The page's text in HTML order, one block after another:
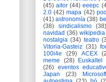
(45) aitor (44) eeepc
2.0 (42) mapa (42)
(41) astronomía (38)
(38)
sindicalismo (38)
navidad (36) wikipedia
nostalgia (34) teatro
Vitoria-Gasteiz (31)
100i4e
(29) ACEX
meme
(28) Euskaltel
(26) eventos
Japan
(23) Microsoft